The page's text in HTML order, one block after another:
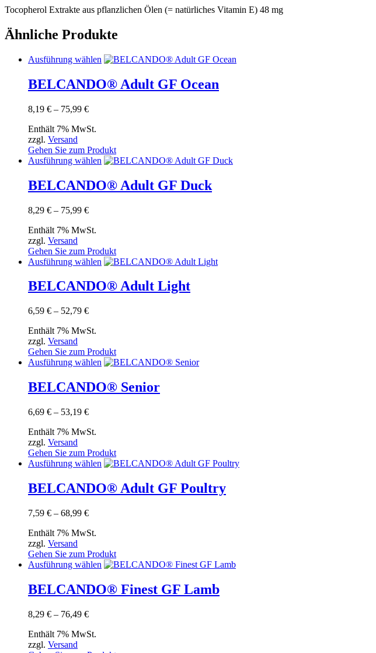
Tocopherol Extrakte aus pflanzlichen Ölen (= natürliches Vitamin E) 48 mg
Ähnliche Produkte
Ausführung wählen Dieses
weist
mehrere
auf
der
gewählt
werden
BELCANDO® Adult GF Ocean
8,19 € – 75,99 €Preisspanne:
bis
Enthält 7% MwSt.
zzgl. Versand
Gehen Sie zum Produkt
Ausführung wählen Dieses
weist
mehrere
auf
der
gewählt
BELCANDO® Adult GF Duck
8,29 € – 75,99 €Preisspanne:
bis
Enthält 7% MwSt.
zzgl. Versand
Gehen Sie zum Produkt
Ausführung wählen Dieses
weist
mehrere
auf
der
gewählt
BELCANDO® Adult Light
6,59 € – 52,79 €Preisspanne:
bis
Enthält 7% MwSt.
zzgl. Versand
Gehen Sie zum Produkt
Ausführung wählen Dieses
weist
mehrere
auf
der
gewählt
werden
BELCANDO® Senior
6,69 € – 53,19 €Preisspanne:
bis
Enthält 7% MwSt.
zzgl. Versand
Gehen Sie zum Produkt
Ausführung wählen Dieses
weist
mehrere
auf
der
gewählt
werden
BELCANDO® Adult GF Poultry
7,59 € – 68,99 €Preisspanne:
bis
Enthält 7% MwSt.
zzgl. Versand
Gehen Sie zum Produkt
Ausführung wählen Dieses
weist
mehrere
BELCANDO® Finest GF Lamb
8,29 € – 76,49 €Preisspanne:
bis
Enthält 7% MwSt.
zzgl. Versand